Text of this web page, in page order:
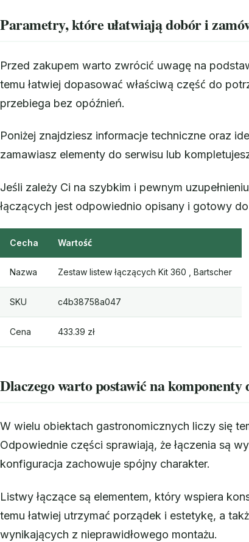
Parametry, które ułatwiają dobór i
Przed zakupem warto zwrócić uwagę na
temu łatwiej dopasować właściwą część do
przebiega bez opóźnień.
Poniżej znajdziesz informacje techniczne oraz
zamawiasz elementy do serwisu lub
Jeśli zależy Ci na szybkim i pewnym
łączących jest odpowiednio opisany i gotowy
Cecha Wartość
Nazwa Zestaw listew łączących Kit 360 , Bartscher
SKU c4b38758a047
Cena 433.39 zł
Dlaczego warto postawić na komponenty
W wielu obiektach gastronomicznych liczy się
Odpowiednie części sprawiają, że łączenia są
konfiguracja zachowuje spójny charakter.
Listwy łączące są elementem, który wspiera
temu łatwiej utrzymać porządek i estetykę, a
wynikających z nieprawidłowego montażu.